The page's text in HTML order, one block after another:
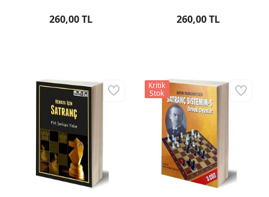
260,00 TL 260,00 TL
Kritik
Stok